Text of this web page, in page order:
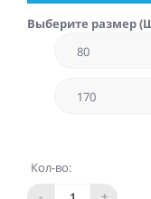
Выберите размер
Кол-во: